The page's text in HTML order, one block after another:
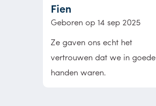
Fien
Geboren op 14 sep 2025
Ze gaven ons echt het
vertrouwen dat we in goede
handen waren.